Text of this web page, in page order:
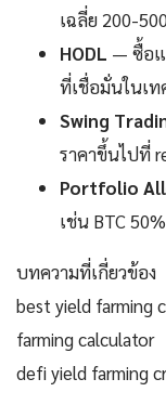
เฉลี่ย 200-
HODL — ซื้อแ
ที่เชื่อมั่นในเท
Swing
ราคาขึ้นไปที่
Portfolio
เช่น BTC
บทความที่เกี่ยวข้อง
best yield farming
farming calculator
defi yield farming